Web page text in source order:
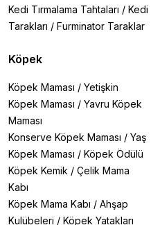
Kedi Tırmalama Tahtaları / Kedi
Tarakları / Furminator Taraklar
Köpek
Köpek Maması / Yetişkin
Köpek Maması / Yavru Köpek
Maması
Konserve Köpek Maması / Yaş
Köpek Maması / Köpek Ödülü
Köpek Kemik / Çelik Mama
Kabı
Köpek Mama Kabı / Ahşap
Kulübeleri / Köpek Yatakları